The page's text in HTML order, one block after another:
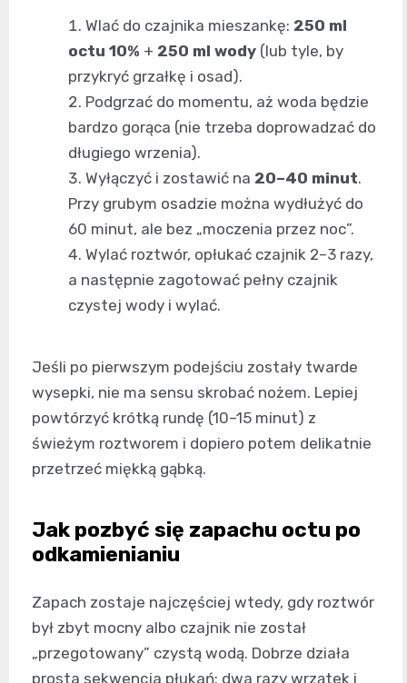
Wlać do czajnika mieszankę: 250 ml
octu 10% + 250 ml wody (lub tyle, by
przykryć grzałkę i osad).
Podgrzać do momentu, aż woda będzie
bardzo gorąca (nie trzeba doprowadzać do
długiego wrzenia).
Wyłączyć i zostawić na 20–40 minut.
Przy grubym osadzie można wydłużyć do
60 minut, ale bez „moczenia przez noc”.
Wylać roztwór, opłukać czajnik 2–3 razy,
a następnie zagotować pełny czajnik
czystej wody i wylać.
Jeśli po pierwszym podejściu zostały twarde
wysepki, nie ma sensu skrobać nożem. Lepiej
powtórzyć krótką rundę (10–15 minut) z
świeżym roztworem i dopiero potem delikatnie
przetrzeć miękką gąbką.
Jak pozbyć się zapachu octu po
odkamienianiu
Zapach zostaje najczęściej wtedy, gdy roztwór
był zbyt mocny albo czajnik nie został
„przegotowany” czystą wodą. Dobrze działa
prosta sekwencja płukań: dwa razy wrzątek i